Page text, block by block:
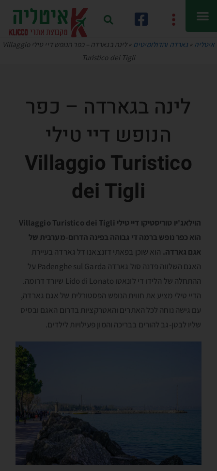
איטליה » גארדה והדולומיטים »
לינה בגארדה – כפר הנופש דיי טילי Villaggio
Turistico dei Tigli
לינה בגארדה – כפר
הנופש דיי טילי
Villaggio Turistico
dei Tigli
הוילאג'יו טוריסטיקו דיי טילי Villaggio Turistico dei Tigli
הוא כפר נופש ברמה די גבוהה בפינה הדרום-מערבית של
אגם גארדה. הוא שוכן בפאתי דזנצאנו דל גארדה בעיירת
האגם השלווה פדנה סול גארדה Padenghe sul Garda על
ההתחלה של הלידו די לונאטו Lido di Lonato שיורד דרומה.
הדיי טילי מציע את חווית הנופש הפסטורלית של אגם גארדה,
עם גישה נוחה לכל האתרים והאטרקציות בדרום האגם ובסיס
שליו לבטן-גב להורים בבריכה והמון פעילויות לילדים.